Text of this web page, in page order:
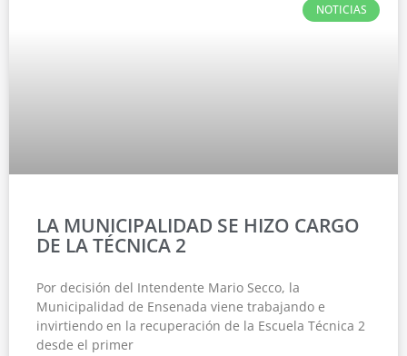
NOTICIAS
LA MUNICIPALIDAD SE HIZO CARGO
DE LA TÉCNICA 2
Por decisión del Intendente Mario Secco, la
Municipalidad de Ensenada viene trabajando e
invirtiendo en la recuperación de la Escuela Técnica 2
desde el primer